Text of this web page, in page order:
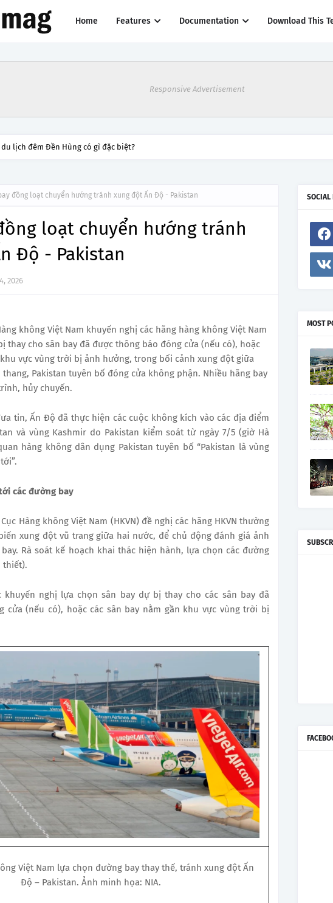
Home Features Documentation Download This
Responsive Advertisement
du lịch đêm Đền Hùng có gì đặc biệt?
đồng loạt chuyển hướng tránh xung đột Ấn Độ - Pakistan
loạt chuyển hướng tránh
Độ - Pakistan
2026
không Việt Nam khuyến nghị các hãng hàng không Việt Nam
thay cho sân bay đã được thông báo đóng cửa (nếu có), hoặc
vực vùng trời bị ảnh hưởng, trong bối cảnh xung đột giữa
thang, Pakistan tuyên bố đóng cửa không phận. Nhiều hãng bay
hủy chuyến.
tin, Ấn Độ đã thực hiện các cuộc không kích vào các địa điểm
và vùng Kashmir do Pakistan kiểm soát từ ngày 7/5 (giờ Hà
hàng không dân dụng Pakistan tuyên bố “Pakistan là vùng
các đường bay
Hàng không Việt Nam (HKVN) đề nghị các hãng HKVN thường
xung đột vũ trang giữa hai nước, để chủ động đánh giá ảnh
Rà soát kế hoạch khai thác hiện hành, lựa chọn các đường
thiết).
khuyến nghị lựa chọn sân bay dự bị thay cho các sân bay đã
cửa (nếu có), hoặc các sân bay nằm gần khu vực vùng trời bị
Việt Nam lựa chọn đường bay thay thế, tránh xung đột Ấn
Độ – Pakistan. Ảnh minh họa: NIA.
SOCIAL
MOST